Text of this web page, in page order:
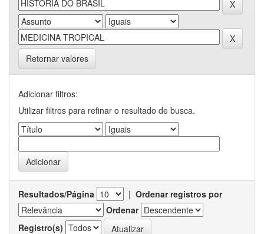
Retornar valores
Adicionar filtros:
Utilizar filtros para refinar o resultado de busca.
Resultados/Página | Ordenar registros por
Ordenar
Registro(s)